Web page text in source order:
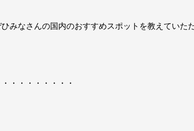
みなさんの国内のおすすめスポットを教えていた
・・・・・・・・